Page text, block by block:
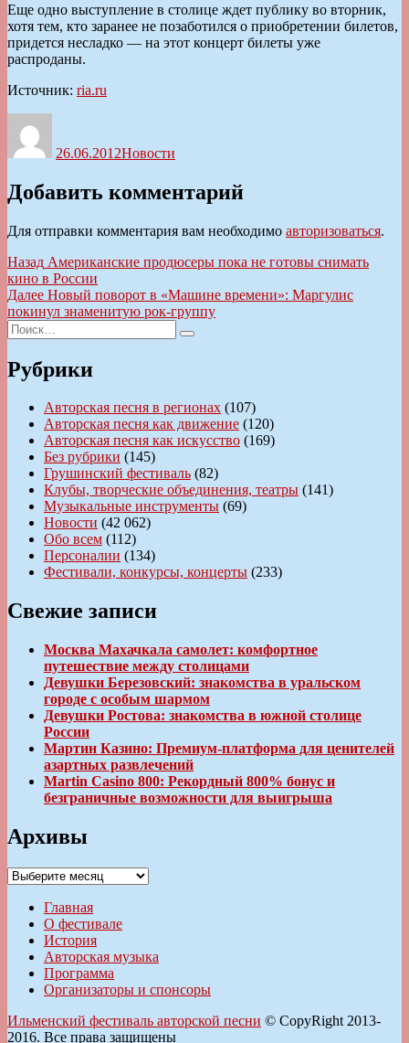
Еще одно выступление в столице ждет публику во вторник,
хотя тем, кто заранее не позаботился о приобретении билетов,
придется несладко — на этот концерт билеты уже
распроданы.
Источник: ria.ru
26.06.2012Новости
Добавить комментарий
Для отправки комментария вам необходимо авторизоваться.
Навигация
по
записям
Назад Предыдущая
запись:
Американские продюсеры пока не готовы снимать
кино в России
Далее Следующая
запись:
Новый поворот в «Машине времени»: Маргулис
покинул знаменитую рок-группу
Искать:
Поиск
Рубрики
Авторская песня в регионах (107)
Авторская песня как движение (120)
Авторская песня как искусство (169)
Без рубрики (145)
Грушинский фестиваль (82)
Клубы, творческие объединения, театры (141)
Музыкальные инструменты (69)
Новости (42 062)
Обо всем (112)
Персоналии (134)
Фестивали, конкурсы, концерты (233)
Свежие записи
Москва Махачкала самолет: комфортное
путешествие между столицами
Девушки Березовский: знакомства в уральском
городе с особым шармом
Девушки Ростова: знакомства в южной столице
России
Мартин Казино: Премиум-платформа для ценителей
азартных развлечений
Martin Casino 800: Рекордный 800% бонус и
безграничные возможности для выигрыша
Архивы
Архивы
Главная
О фестивале
История
Авторская музыка
Программа
Организаторы и спонсоры
Ильменский фестиваль авторской песни © CopyRight 2013-
2016. Все права защищены